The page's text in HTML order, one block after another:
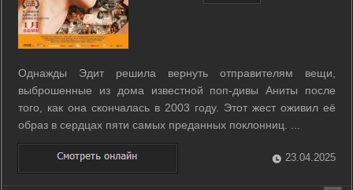
Однажды Эдит решила вернуть отправителям вещи,
выброшенные из дома известной поп-дивы Аниты после
того, как она скончалась в 2003 году. Этот жест оживил её
образ в сердцах пяти самых преданных поклонниц. ...
23.04.2025